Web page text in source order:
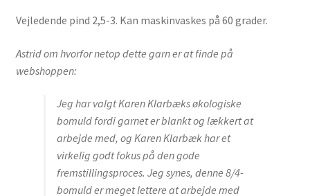
Vejledende pind 2,5-3. Kan maskinvaskes på 60 grader.
Astrid om hvorfor netop dette garn er at finde på
webshoppen:
Jeg har valgt Karen Klarbæks økologiske
bomuld fordi garnet er blankt og lækkert at
arbejde med, og Karen Klarbæk har et
virkelig godt fokus på den gode
fremstillingsproces. Jeg synes, denne 8/4-
bomuld er meget lettere at arbejde med